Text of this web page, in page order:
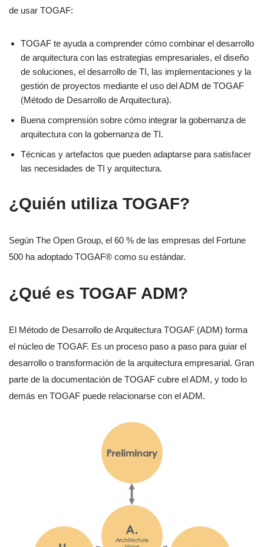
de usar TOGAF:
TOGAF te ayuda a comprender cómo combinar el desarrollo
de arquitectura con las estrategias empresariales, el diseño
de soluciones, el desarrollo de TI, las implementaciones y la
gestión de proyectos mediante el uso del ADM de TOGAF
(Método de Desarrollo de Arquitectura).
Buena comprensión sobre cómo integrar la gobernanza de
arquitectura con la gobernanza de TI.
Técnicas y artefactos que pueden adaptarse para satisfacer
las necesidades de TI y arquitectura.
¿Quién utiliza TOGAF?
Según The Open Group, el 60 % de las empresas del Fortune
500 ha adoptado TOGAF® como su estándar.
¿Qué es TOGAF ADM?
El Método de Desarrollo de Arquitectura TOGAF (ADM) forma
el núcleo de TOGAF. Es un proceso paso a paso para guiar el
desarrollo o transformación de la arquitectura empresarial. Gran
parte de la documentación de TOGAF cubre el ADM, y todo lo
demás en TOGAF puede relacionarse con el ADM.